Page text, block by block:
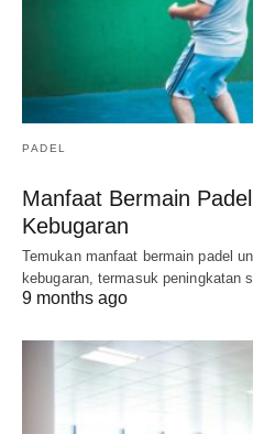
PADEL
Manfaat Bermain
Kebugaran
Temukan manfaat bermain padel
kebugaran, termasuk peningkatan
9 months ago